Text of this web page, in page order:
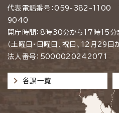
代表電話番号：059-382-1100
9040
開庁時間：8時30分から17時15分
（土曜日・日曜日、祝日、12月29日
法人番号：5000020242071
各課一覧